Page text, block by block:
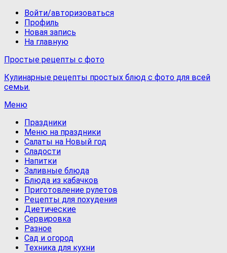
Войти/авторизоваться
Профиль
Новая запись
На главную
Простые рецепты с фото
Кулинарные рецепты простых блюд с фото для всей
семьи.
Меню
Праздники
Меню на праздники
Салаты на Новый год
Сладости
Напитки
Заливные блюда
Блюда из кабачков
Приготовление рулетов
Рецепты для похудения
Диетические
Сервировка
Разное
Сад и огород
Техника для кухни